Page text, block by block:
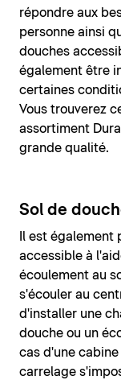
répondre aux
personne ainsi
douches
également être
certaines
Vous trouverez
assortiment
grande qualité.
Sol de
Il est également
accessible à
écoulement au
s'écouler au
d'installer une
douche ou un
cas d'une
carrelage